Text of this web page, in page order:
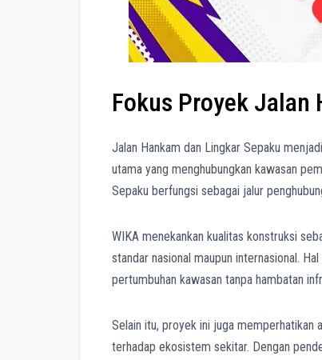
Fokus Proyek Jalan
Jalan Hankam dan Lingkar Sepaku
utama yang menghubungkan kawasan
Sepaku berfungsi sebagai jalur
WIKA menekankan kualitas konstruksi
standar nasional maupun internasional.
pertumbuhan kawasan tanpa hambatan
Selain itu, proyek ini juga memperhatikan
terhadap ekosistem sekitar. Dengan